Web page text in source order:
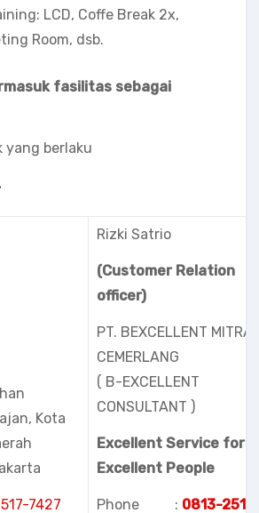
LCD, Coffe Break 2x,
Room, dsb.
fasilitas sebagai
yang berlaku
Kota
7427
Rizki Satrio
(Customer Relation
officer)
PT. BEXCELLENT MITRA
CEMERLANG
( B-EXCELLENT
CONSULTANT )
Excellent Service for
Excellent People
Phone : 0813-